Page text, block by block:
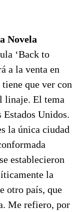
Novela
‘Back to
a la venta en
que ver con
linaje. El tema
Unidos.
la única ciudad
establecieron
la
otro país, que
Me refiero, por